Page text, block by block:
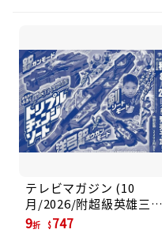
テレビマガジン (10
月/2026/附超級英雄三段
式變形武器玩具)
9折 747